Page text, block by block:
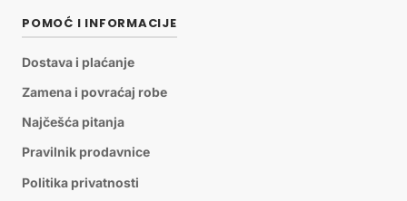
POMOĆ I INFORMACIJE
Dostava i plaćanje
Zamena i povraćaj robe
Najčešća pitanja
Pravilnik prodavnice
Politika privatnosti